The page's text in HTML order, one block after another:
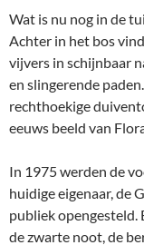
Wat is nu nog in de
Achter in het bos
vijvers in schijnbaar
en slingerende
rechthoekige
eeuws beeld van
In 1975 werden de
huidige eigenaar, de
publiek opengesteld.
de zwarte noot, de